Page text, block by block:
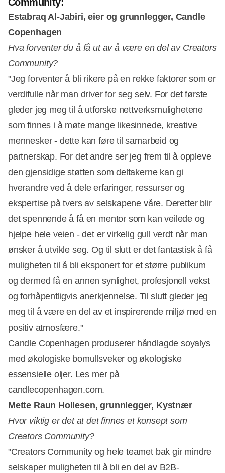
Estabraq Al-Jabiri, eier og grunnlegger, Candle
Copenhagen
Hva forventer du å få ut av å være en del av Creators
Community?
"Jeg forventer å bli rikere på en rekke faktorer som er
verdifulle når man driver for seg selv. For det første
gleder jeg meg til å utforske nettverksmulighetene
som finnes i å møte mange likesinnede, kreative
mennesker - dette kan føre til samarbeid og
partnerskap. For det andre ser jeg frem til å oppleve
den gjensidige støtten som deltakerne kan gi
hverandre ved å dele erfaringer, ressurser og
ekspertise på tvers av selskapene våre. Deretter blir
det spennende å få en mentor som kan veilede og
hjelpe hele veien - det er virkelig gull verdt når man
ønsker å utvikle seg. Og til slutt er det fantastisk å få
muligheten til å bli eksponert for et større publikum
og dermed få en annen synlighet, profesjonell vekst
og forhåpentligvis anerkjennelse. Til slutt gleder jeg
meg til å være en del av et inspirerende miljø med en
positiv atmosfære."
Candle Copenhagen produserer håndlagde soyalys
med økologiske bomullsveker og økologiske
essensielle oljer. Les mer på
candlecopenhagen.com.
Mette Raun Hollesen, grunnlegger, Kystnær
Hvor viktig er det at det finnes et konsept som
Creators Community?
"Creators Community og hele teamet bak gir mindre
selskaper muligheten til å bli en del av B2B-